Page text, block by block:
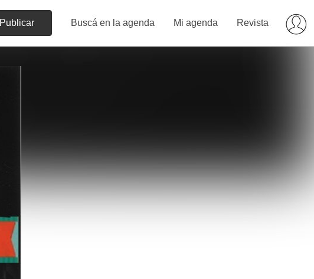
Publicar Buscá en la agenda Mi agenda Revista